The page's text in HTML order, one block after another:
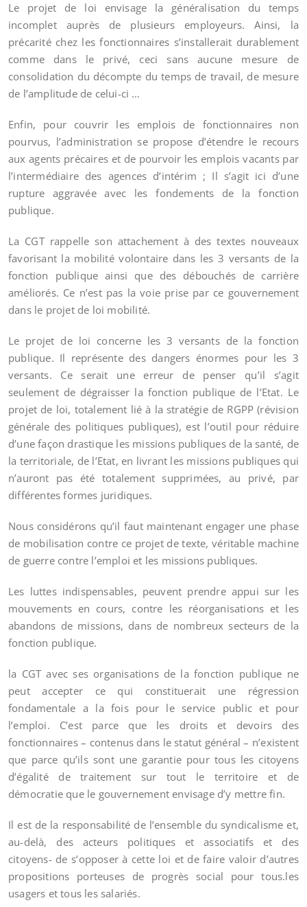
Le projet de loi envisage la généralisation du temps
incomplet auprès de plusieurs employeurs. Ainsi, la
précarité chez les fonctionnaires s’installerait durablement
comme dans le privé, ceci sans aucune mesure de
consolidation du décompte du temps de travail, de mesure
de l’amplitude de celui-ci …
Enfin, pour couvrir les emplois de fonctionnaires non
pourvus, l’administration se propose d’étendre le recours
aux agents précaires et de pourvoir les emplois vacants par
l’intermédiaire des agences d’intérim ; Il s’agit ici d’une
rupture aggravée avec les fondements de la fonction
publique.
La CGT rappelle son attachement à des textes nouveaux
favorisant la mobilité volontaire dans les 3 versants de la
fonction publique ainsi que des débouchés de carrière
améliorés. Ce n’est pas la voie prise par ce gouvernement
dans le projet de loi mobilité.
Le projet de loi concerne les 3 versants de la fonction
publique. Il représente des dangers énormes pour les 3
versants. Ce serait une erreur de penser qu’il s’agit
seulement de dégraisser la fonction publique de l’Etat. Le
projet de loi, totalement lié à la stratégie de RGPP (révision
générale des politiques publiques), est l’outil pour réduire
d’une façon drastique les missions publiques de la santé, de
la territoriale, de l’Etat, en livrant les missions publiques qui
n’auront pas été totalement supprimées, au privé, par
différentes formes juridiques.
Nous considérons qu’il faut maintenant engager une phase
de mobilisation contre ce projet de texte, véritable machine
de guerre contre l’emploi et les missions publiques.
Les luttes indispensables, peuvent prendre appui sur les
mouvements en cours, contre les réorganisations et les
abandons de missions, dans de nombreux secteurs de la
fonction publique.
la CGT avec ses organisations de la fonction publique ne
peut accepter ce qui constituerait une régression
fondamentale a la fois pour le service public et pour
l’emploi. C’est parce que les droits et devoirs des
fonctionnaires – contenus dans le statut général – n’existent
que parce qu’ils sont une garantie pour tous les citoyens
d’égalité de traitement sur tout le territoire et de
démocratie que le gouvernement envisage d’y mettre fin.
Il est de la responsabilité de l’ensemble du syndicalisme et,
au-delà, des acteurs politiques et associatifs et des
citoyens- de s’opposer à cette loi et de faire valoir d’autres
propositions porteuses de progrès social pour tous.les
usagers et tous les salariés.